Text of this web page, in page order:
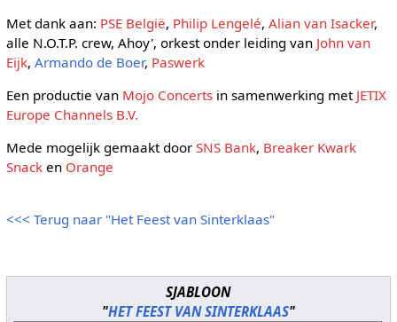
Met dank aan: PSE België, Philip Lengelé, Alian van Isacker,
alle N.O.T.P. crew, Ahoy', orkest onder leiding van John van
Eijk, Armando de Boer, Paswerk
Een productie van Mojo Concertsin samenwerking met JETIX
Europe Channels B.V.
Mede mogelijk gemaakt door SNS Bank, Breaker Kwark
Snacken Orange
<<< Terug naar "Het Feest van Sinterklaas"
SJABLOON
"HET FEEST VAN SINTERKLAAS"